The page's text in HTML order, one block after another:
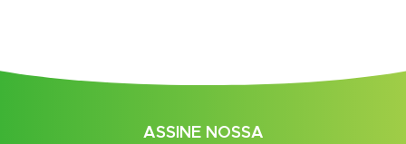
ASSINE NOSSA